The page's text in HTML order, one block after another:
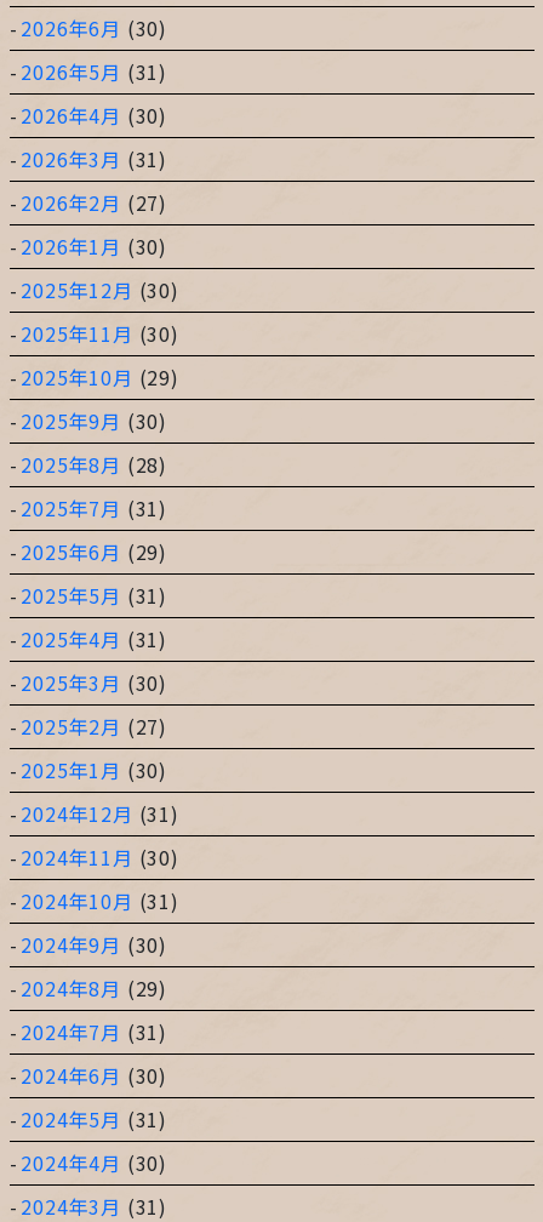
2026年6月 (30)
2026年5月 (31)
2026年4月 (30)
2026年3月 (31)
2026年2月 (27)
2026年1月 (30)
2025年12月 (30)
2025年11月 (30)
2025年10月 (29)
2025年9月 (30)
2025年8月 (28)
2025年7月 (31)
2025年6月 (29)
2025年5月 (31)
2025年4月 (31)
2025年3月 (30)
2025年2月 (27)
2025年1月 (30)
2024年12月 (31)
2024年11月 (30)
2024年10月 (31)
2024年9月 (30)
2024年8月 (29)
2024年7月 (31)
2024年6月 (30)
2024年5月 (31)
2024年4月 (30)
2024年3月 (31)